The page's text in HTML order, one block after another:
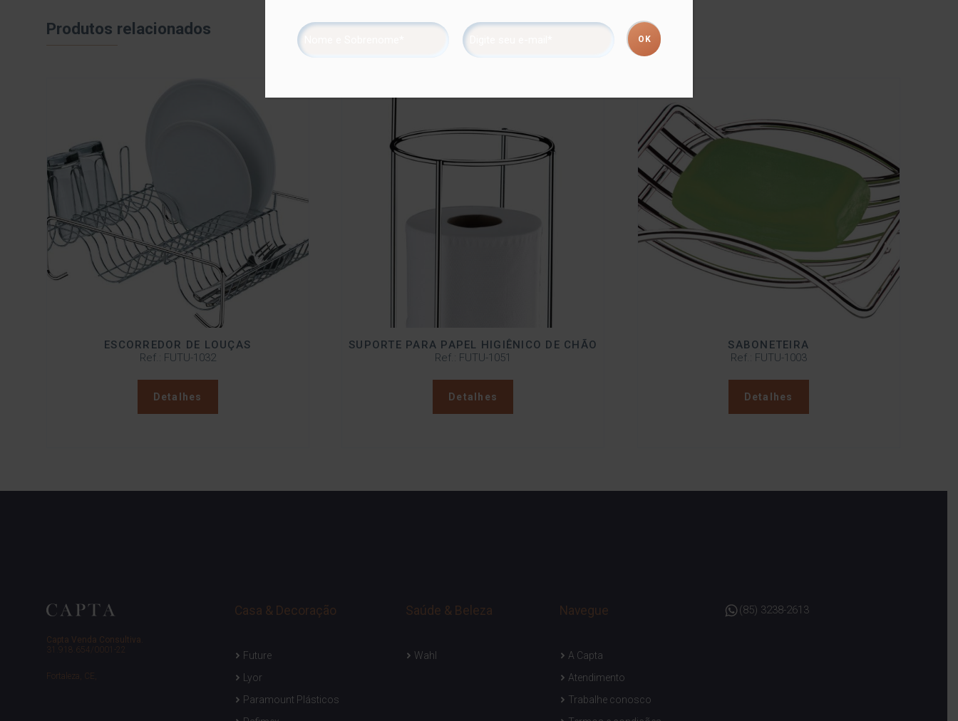
Produtos relacionados
ESCORREDOR DE LOUÇAS
Ref.: FUTU-1032
Detalhes
SUPORTE PARA PAPEL HIGIÊNICO DE CHÃO
Ref.: FUTU-1051
Detalhes
SABONETEIRA
Ref.: FUTU-1003
Detalhes
Capta Venda Consultiva.
31.918.654/0001-22
Fortaleza, CE,
Casa & Decoração
Future
Lyor
Paramount Plásticos
Saúde & Beleza
Wahl
Navegue
A Capta
Atendimento
Trabalhe conosco
(85) 3238-2613